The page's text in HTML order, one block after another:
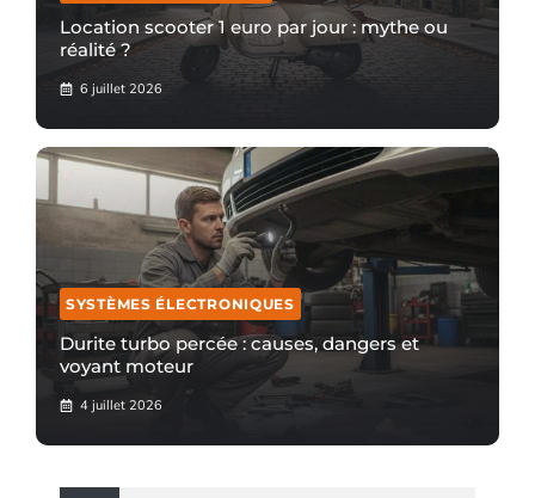
Location scooter 1 euro par jour : mythe ou
réalité ?
6 juillet 2026
SYSTÈMES ÉLECTRONIQUES
Durite turbo percée : causes, dangers et
voyant moteur
4 juillet 2026